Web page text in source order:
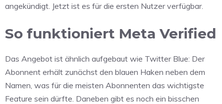
angekündigt. Jetzt ist es für die ersten Nutzer verfügbar.
So funktioniert Meta Verified
Das Angebot ist ähnlich aufgebaut wie Twitter Blue: Der
Abonnent erhält zunächst den blauen Haken neben dem
Namen, was für die meisten Abonnenten das wichtigste
Feature sein dürfte. Daneben gibt es noch ein bisschen